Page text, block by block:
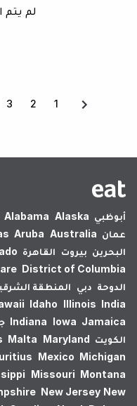
لم يتم
1
2
3
أبوظبي Alabama Alaska
عمان
Aruba Australia
البحرين بيروت القاهرة
District of Columbia
الدوحة دبي المنطقة
Idaho Illinois India
Indiana Iowa Jamaica
الكويت
Malta Maryland
Mexico Michigan
Missouri Montana
New Jersey New